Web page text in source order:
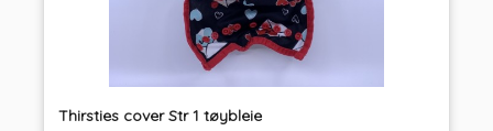
Thirsties cover Str 1 tøybleie